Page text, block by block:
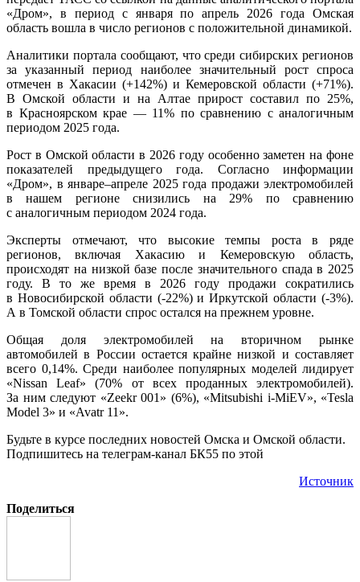
«Дром», в период с января по апрель 2026 года Омская
область вошла в число регионов с положительной динамикой.
Аналитики портала сообщают, что среди сибирских регионов
за указанный период наиболее значительный рост спроса
отмечен в Хакасии (+142%) и Кемеровской области (+71%).
В Омской области и на Алтае прирост составил по 25%,
в Красноярском крае — 11% по сравнению с аналогичным
периодом 2025 года.
Рост в Омской области в 2026 году особенно заметен на фоне
показателей предыдущего года. Согласно информации
«Дром», в январе–апреле 2025 года продажи электромобилей
в нашем регионе снизились на 29% по сравнению
с аналогичным периодом 2024 года.
Эксперты отмечают, что высокие темпы роста в ряде
регионов, включая Хакасию и Кемеровскую область,
происходят на низкой базе после значительного спада в 2025
году. В то же время в 2026 году продажи сократились
в Новосибирской области (-22%) и Иркутской области (-3%).
А в Томской области спрос остался на прежнем уровне.
Общая доля электромобилей на вторичном рынке
автомобилей в России остается крайне низкой и составляет
всего 0,14%. Среди наиболее популярных моделей лидирует
«Nissan Leaf» (70% от всех проданных электромобилей).
За ним следуют «Zeekr 001» (6%), «Mitsubishi i-MiEV», «Tesla
Model 3» и «Avatr 11».
Будьте в курсе последних новостей Омска и Омской области.
Подпишитесь на телеграм-канал БК55 по этой
Источник
Поделиться